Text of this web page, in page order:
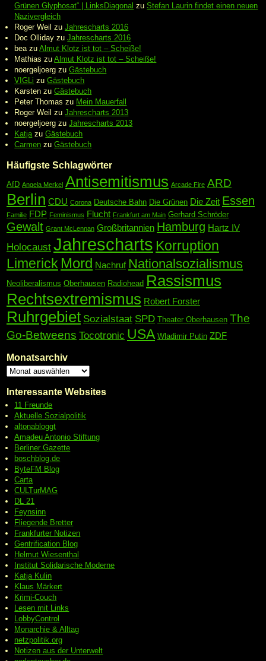
Grünen Glyphosat“ | LinksDiagonal zuStefan Laurin findet einen neuen
Nazivergleich
Roger Weil zuJahrescharts 2016
Doc Olliday zuJahrescharts 2016
bea zuAlmut Klotz ist tot – Scheiße!
Mathias zuAlmut Klotz ist tot – Scheiße!
noergeljoerg zuGästebuch
VIGLi zuGästebuch
Karsten zuGästebuch
Peter Thomas zu Mein Mauerfall
Roger Weil zuJahrescharts 2013
noergeljoerg zuJahrescharts 2013
Katja zuGästebuch
Carmen zuGästebuch
Häufigste Schlagwörter
AfD Angela Merkel Antisemitismus Arcade Fire ARD
Berlin CDU Corona Deutsche Bahn Die Grünen Die Zeit Essen
Familie FDP Feminismus Flucht Frankfurt am Main Gerhard Schröder
Gewalt Grant McLennan Großbritannien Hamburg Hartz IV
Holocaust Jahrescharts Korruption
Limerick Mord Nachruf Nationalsozialismus
Neoliberalismus Oberhausen Radiohead Rassismus
Rechtsextremismus Robert Forster
Ruhrgebiet Sozialstaat SPD Theater Oberhausen The
Go-Betweens Tocotronic USA Wladimir Putin ZDF
Monatsarchiv
Interessante Websites
11 Freunde
Aktuelle Sozialpolitik
altonabloggt
Amadeu Antonio Stiftung
Berliner Gazette
boschblog.de
ByteFM Blog
Carta
CULTurMAG
DL 21
Feynsinn
Fliegende Bretter
Frankfurter Notizen
Gentrification Blog
Helmut Wiesenthal
Institut Solidarische Moderne
Katja Kulin
Klaus Märkert
Krimi-Couch
Lesen mit Links
LobbyControl
Monarchie & Alltag
netzpolitik.org
Notizen aus der Unterwelt